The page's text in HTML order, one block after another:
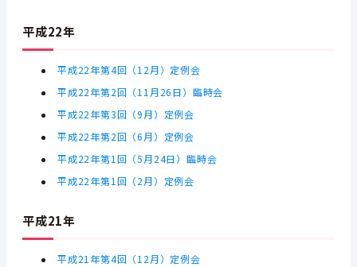
平成22年
平成22年第4回（12月）定例会
平成22年第2回（11月26日）臨時会
平成22年第3回（9月）定例会
平成22年第2回（6月）定例会
平成22年第1回（5月24日）臨時会
平成22年第1回（2月）定例会
平成21年
平成21年第4回（12月）定例会